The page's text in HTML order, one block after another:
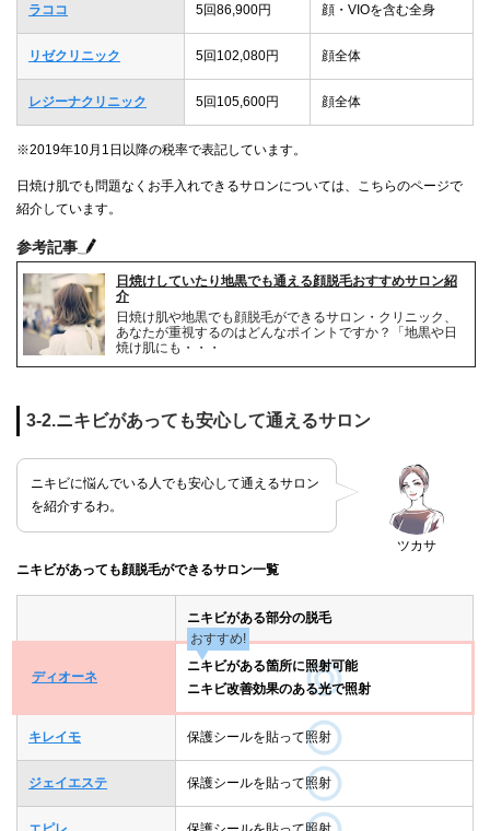
ラココ 5回86,900円 顔・VIOを含む全身
リゼクリニック 5回102,080円 顔全体
レジーナクリニック 5回105,600円 顔全体
※2019年10月1日以降の税率で表記しています。
日焼け肌でも問題なくお手入れできるサロンについては、こちらのページで
紹介しています。
参考記事
日焼けしていたり地黒でも通える顔脱毛おすすめサロン紹
介
日焼け肌や地黒でも顔脱毛ができるサロン・クリニック、
あなたが重視するのはどんなポイントですか？「地黒や日
焼け肌にも・・・
3-2.ニキビがあっても安心して通えるサロン
ツカサ
ニキビに悩んでいる人でも安心して通えるサロン
を紹介するわ。
ニキビがあっても顔脱毛ができるサロン一覧
ニキビがある部分の脱毛
ディオーネ
おすすめ!
ニキビがある箇所に照射可能
ニキビ改善効果のある光で照射
キレイモ 保護シールを貼って照射
ジェイエステ 保護シールを貼って照射